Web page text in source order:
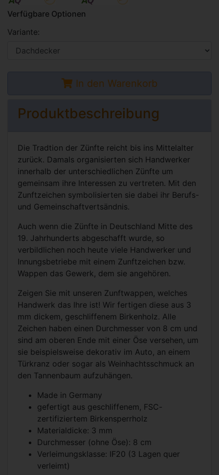
Verfügbare Optionen
Variante:
In den Warenkorb
Produktbeschreibung
Die Tradtion der Zünfte reicht bis ins Mittelalter
zurück. Damals organisierten sich Handwerker
innerhalb der unterschiedlichen Zünfte um
gemeinsam ihre Interessen zu vertreten. Mit den
Zunftzeichen symbolisierten sie dabei ihr Berufs-
und Gemeinschaftvertsändnis.
Auch wenn die Zünfte in Deutschland Mitte des
19. Jahrhunderts abgeschafft wurde, so
verbildlichen noch heute viele Handwerker und
Innungsbetriebe mit einem Zunftzeichen bzw.
Wappen das Gewerk, dem sie angehören.
Zeigen Sie mit unseren Zunftwappen, welches
Handwerk das Ihre ist! Wir fertigen diese aus 3
mm dickem, geschliffenem Birkenholz. Alle
Zeichen haben einen Durchmesser von 8 cm und
sind am oberen Ende mit einer Öse versehen, um
sie beispielsweise dekorativ im Auto, an einem
Türkranz oder sogar als Weinhachtsschmuck an
den Tannenbaum aufzuhängen.
Made in Germany
gefertigt aus geschliffenem, FSC-
zertifiziertem Birkensperrholz
Materialdicke: 3 mm
Durchmesser (ohne Öse): 8 cm
Verleimungsklasse: IF20 (3 Lagen quer
verleimt)